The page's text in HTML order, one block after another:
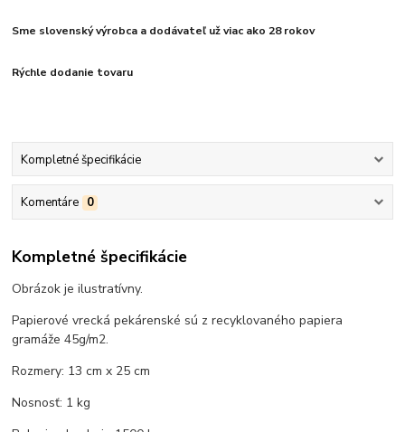
Sme slovenský výrobca a dodávateľ už viac ako 28 rokov
Rýchle dodanie tovaru
Kompletné špecifikácie
Komentáre 0
Kompletné špecifikácie
Obrázok je ilustratívny.
Papierové vrecká pekárenské sú z recyklovaného papiera
gramáže 45g/m2.
Rozmery: 13 cm x 25 cm
Nosnosť: 1 kg